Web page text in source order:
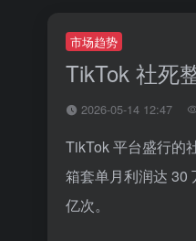
市场趋势
TikTok 社死
2026-05-14 12:47
TikTok 平台盛行的
箱套单月利润达 30
亿次。